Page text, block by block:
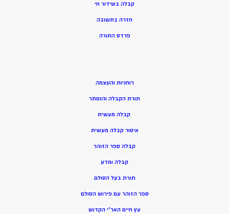
קבלה בשידור חי
חזרה בתשובה
פרדס התורה
רוחניות והעצמה
תורת הקבלה והנסתר
קבלה מעשית
איסור קבלה מעשית
קבלה ספר הזוהר
קבלה ומדע
תורת בעל הסולם
ספר הזוהר עם פירוש הסולם
עץ חיים האר”י הקדוש